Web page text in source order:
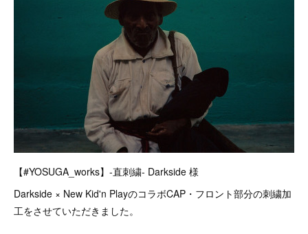
【#YOSUGA_works】-直刺繍- Darkside 様
Darkside × New Kid'n PlayのコラボCAP・フロント部分の刺繍加
工をさせていただきました。